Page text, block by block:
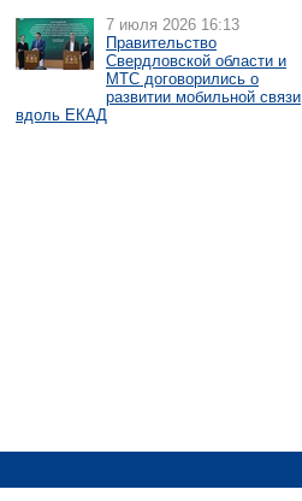
7 июля 2026 16:13
Правительство
Свердловской области и
МТС договорились о
развитии мобильной связи
вдоль ЕКАД